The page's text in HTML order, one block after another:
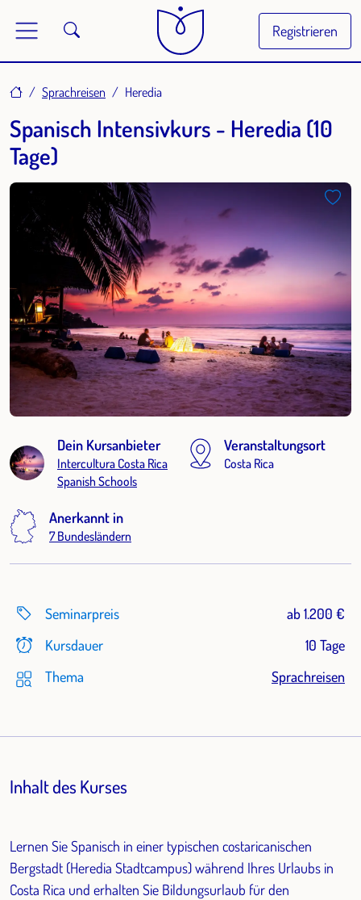
Registrieren
HomeSprachreisen Heredia
Spanisch Intensivkurs - Heredia (10
Tage)
Dein Kursanbieter
Intercultura Costa Rica
Spanish Schools
Veranstaltungsort
Costa Rica
Anerkannt in
7 Bundesländern
Seminarpreis
ab 1.200 €
Kursdauer
10 Tage
Thema
Sprachreisen
Inhalt des Kurses
Lernen Sie Spanisch in einer typischen costaricanischen
Bergstadt (Heredia Stadtcampus) während Ihres Urlaubs in
Costa Rica und erhalten Sie Bildungsurlaub für den